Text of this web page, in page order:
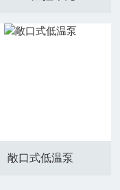
敞口式低温泵